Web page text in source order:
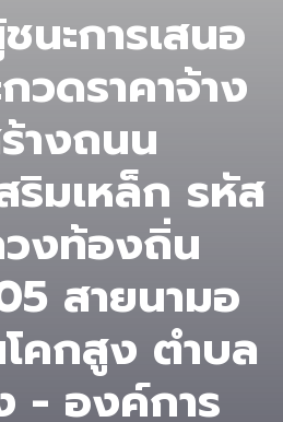
นะการเสนอ
วดราคาจ้าง
างถนน
ริมเหล็ก รหัส
งท้องถิ่น
สายนามอ
คกสูง ตำบล
- องค์การ